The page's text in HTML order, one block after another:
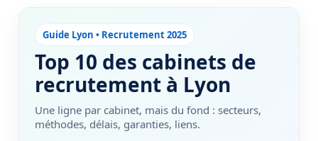
Guide Lyon • Recrutement 2025
Top 10 des cabinets de
recrutement à Lyon
Une ligne par cabinet, mais du fond : secteurs,
méthodes, délais, garanties, liens.